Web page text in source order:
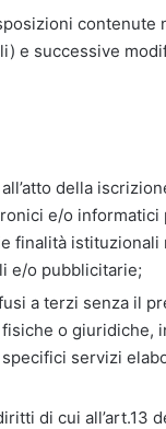
contenute
e successive
della
e/o informatici
finalità istituzionali
e/o pubblicitarie;
a terzi senza il
o giuridiche,
servizi
di cui all’art.13